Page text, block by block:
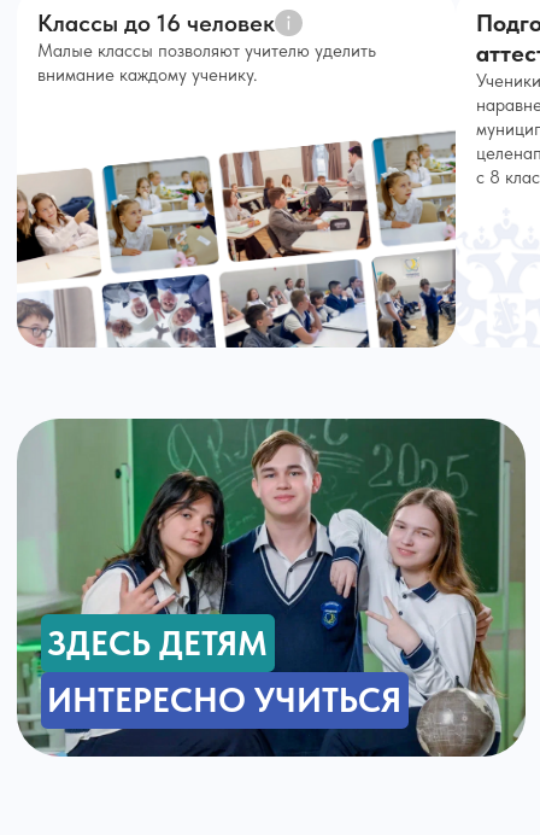
ВЫБЕРИТЕ ПРОГРАММУ
ДЛЯ ВАШЕГО РЕБЁНКА
1-4 класс 5-8 класс
По будням, 9:00-18:00
Фундамент знаний
Закладываем прочную основу для всего дальнейшего
обучения. Маленький класс — больше внимание каждому
ребёнку.
Программа «Школа России» (ФГОС) Углублённый английский язык
Каллиграфия и развитие речи
Нейрозанятия и психологические уроки
Кружки и секции (30+ направлений)
Результаты
Владеет базовым английским
Умеет управлять своими эмоциями
Попробовать бесплатную неделю
{ Атмосфера школы }
ЗАГЛЯНИТЕ В КЛАССЫ
ПОЛИГЛОТ АКАДЕМИИ